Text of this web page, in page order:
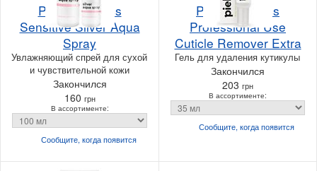
Piel Cosmetics
Sensitive Silver Aqua
Spray
Увлажняющий спрей для сухой
и чувствительной кожи
Закончился
160 грн
В ассортименте:
Сообщите, когдапоявится
Piel Cosmetics
Professional Use
Cuticle Remover Extra
Гель для удаления кутикулы
Закончился
203 грн
В ассортименте:
Сообщите, когдапоявится